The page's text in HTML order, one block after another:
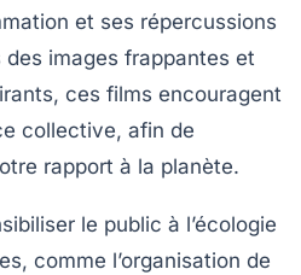
et ses répercussions
des images frappantes et
ces films encouragent
collective, afin de
rapport à la planète.
le public à l’écologie
comme l’organisation de